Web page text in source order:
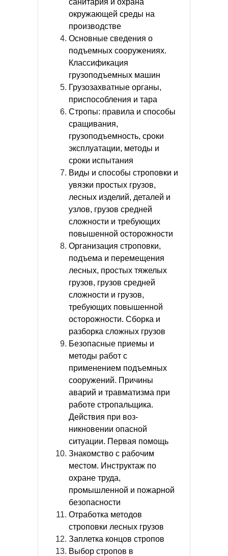
санитария и охрана
окружающей среды на
производстве
Основные сведения о
подъемных сооружениях.
Классификация
грузоподъемных машин
Грузозахватные органы,
приспособления и тара
Стропы: правила и способы
сращивания,
грузоподъемность, сроки
эксплуатации, методы и
сроки испытания
Виды и способы строповки и
увязки простых грузов,
лесных изделий, деталей и
узлов, грузов средней
сложности и требующих
повышенной осторожности
Организация строповки,
подъема и перемещения
лесных, простых тяжелых
грузов, грузов средней
сложности и грузов,
требующих повышенной
осторожности. Сборка и
разборка сложных грузов
Безопасные приемы и
методы работ с
применением подъемных
сооружений. Причины
аварий и травматизма при
работе стропальщика.
Действия при воз-
никновении опасной
ситуации. Первая помощь
Знакомство с рабочим
местом. Инструктаж по
охране труда,
промышленной и пожарной
безопасности
Отработка методов
строповки лесных грузов
Заплетка концов стропов
Выбор стропов в